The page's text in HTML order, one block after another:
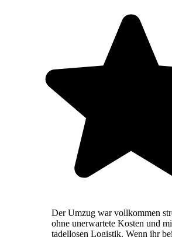
Der Umzug war vollkommen
ohne unerwartete Kosten und
tadellosen Logistik. Wenn ihr